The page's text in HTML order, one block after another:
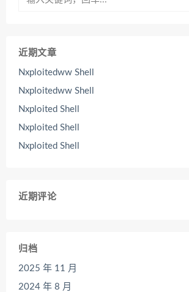
近期文章
Nxploitedww Shell
Nxploitedww Shell
Nxploited Shell
Nxploited Shell
Nxploited Shell
近期评论
归档
2025 年 11 月
2024 年 8 月